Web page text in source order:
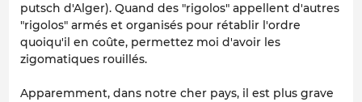
putsch d'Alger). Quand des "rigolos" appellent d'autres
"rigolos" armés et organisés pour rétablir l'ordre
quoiqu'il en coûte, permettez moi d'avoir les
zigomatiques rouillés.
Apparemment, dans notre cher pays, il est plus grave